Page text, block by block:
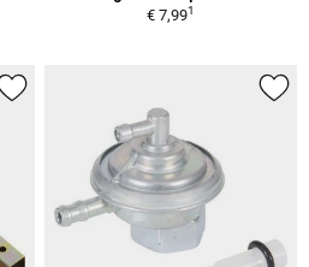
€ 7,991